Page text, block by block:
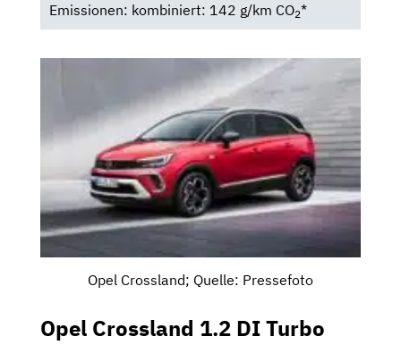
Emissionen: kombiniert: 142 g/km CO2*
Opel Crossland; Quelle: Pressefoto
Opel Crossland 1.2 DI Turbo